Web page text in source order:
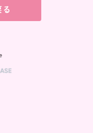
レスレット